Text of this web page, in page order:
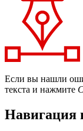
Если вы нашли
текста и нажмите
Навигация